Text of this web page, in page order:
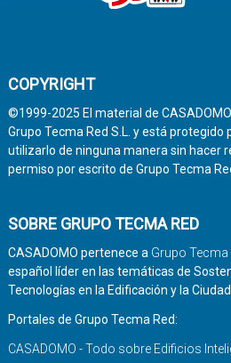
COPYRIGHT
©1999-2025 El material de
Grupo Tecma Red S.L. y está protegido
utilizarlo de ninguna manera sin hacer
permiso por escrito de Grupo Tecma
SOBRE GRUPO TECMA RED
CASADOMO pertenece a Grupo Tecma
español líder en las temáticas de
Tecnologías en la Edificación y la
Portales de Grupo Tecma Red:
CASADOMO - Todo sobre Edificios